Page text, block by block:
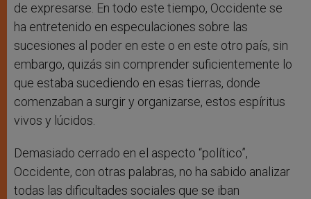
de expresarse. En todo este tiempo, Occidente se
ha entretenido en especulaciones sobre las
sucesiones al poder en este o en este otro país, sin
embargo, quizás sin comprender suficientemente lo
que estaba sucediendo en esas tierras, donde
comenzaban a surgir y organizarse, estos espíritus
vivos y lúcidos.
Demasiado cerrado en el aspecto “político”,
Occidente, con otras palabras, no ha sabido analizar
todas las dificultades sociales que se iban